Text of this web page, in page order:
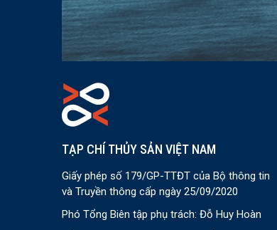
TẠP CHÍ THỦY SẢN VIỆT NAM
Giấy phép số 179/GP-TTĐT của Bộ thông tin
và Truyền thông cấp ngày 25/09/2020
Phó Tổng Biên tập phụ trách: Đỗ Huy Hoàn